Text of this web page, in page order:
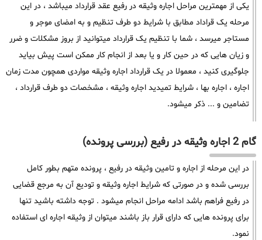
یکی از مهمترین مراحل اجاره وثیقه در رفیع عقد قرارداد میباشد ، در این
مرحله یک قراداد مطابق با شرایط دو طرف تنظیم و به امضای موجر و
مستاجر میرسد ، شما با تنظیم یک قرارداد میتوانید از بروز مشکلات و ضرر
و زیان هایی که در حین کار و یا بعد از انجام کار ممکن است پیش بیاید
جلوگیری کنید ، معمولا در یک قرارداد اجاره وثیقه مواردی همچون مدت زمان
اجاره ، اجاره بها ، شرایط تمیدید اجاره وثیقه ، مشخصات دو طرف قرارداد ،
تضامین و ... ذکر میشود.
گام 2 اجاره وثیقه در رفیع (بررسی پرونده)
در این مرحله از اجاره و تامین وثیقه در رفیع ، پرونده متهم بطور کامل
بررسی شده و در صورتی که شرایط اجاره وثیقه و تودیع آن به مرجع قضایی
در رفیع فراهم باشد ادامه مراحل انجام میشود . توجه داشته باشید تنها
برای پرونده هایی که دارای قرار باز باشند میتوان از وثیقه اجاره ای استفاده
نمود.